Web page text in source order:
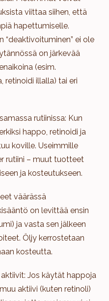
viittaa siihen, että
hapettumiselle.
ei ole
on järkevää
(esim.
retinoidi illalla) tai eri
rutiinissa: Kun
happo, retinoidi ja
koville. Useimmille
rutiini – muut tuotteet
ja kosteutukseen.
väärässä
on levittää ensin
ja vasta sen jälkeen
Öljy kerrostetaan
kosteutta.
Jos käytät happoja
aktiivi (kuten retinoli)